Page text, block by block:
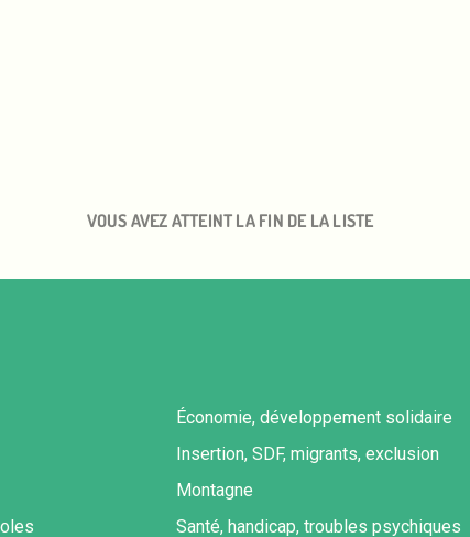
VOUS AVEZ ATTEINT LA FIN DE LA LISTE
Économie, développement solidaire
Insertion, SDF, migrants, exclusion
Montagne
Santé, handicap, troubles psychiques